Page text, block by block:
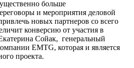
больше
и мероприятия деловой
новых партнеров со всего
конверсию от участия в
Сойак, генеральный
EMTG, которая и является
проекта.